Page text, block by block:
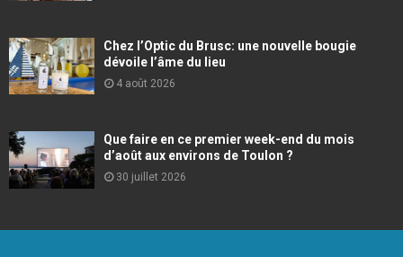
Chez l’Optic du Brusc: une nouvelle bougie
dévoile l’âme du lieu
4 août 2026
Que faire en ce premier week-end du mois
d’août aux environs de Toulon ?
30 juillet 2026